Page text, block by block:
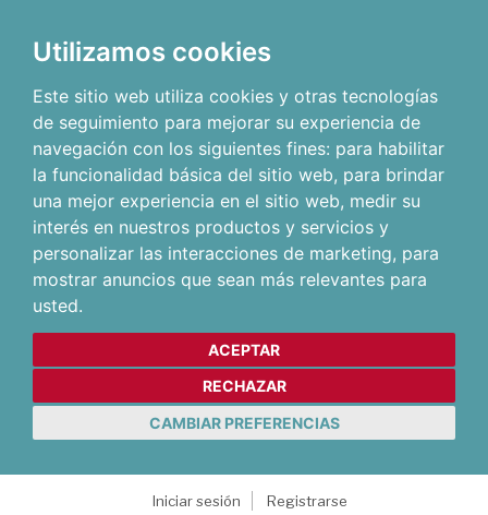
Utilizamos cookies
Este sitio web utiliza cookies y otras tecnologías
de seguimiento para mejorar su experiencia de
navegación con los siguientes fines: para habilitar
la funcionalidad básica del sitio web, para brindar
una mejor experiencia en el sitio web, medir su
interés en nuestros productos y servicios y
personalizar las interacciones de marketing, para
mostrar anuncios que sean más relevantes para
usted.
ACEPTAR
RECHAZAR
CAMBIAR PREFERENCIAS
Iniciar sesión
Registrarse